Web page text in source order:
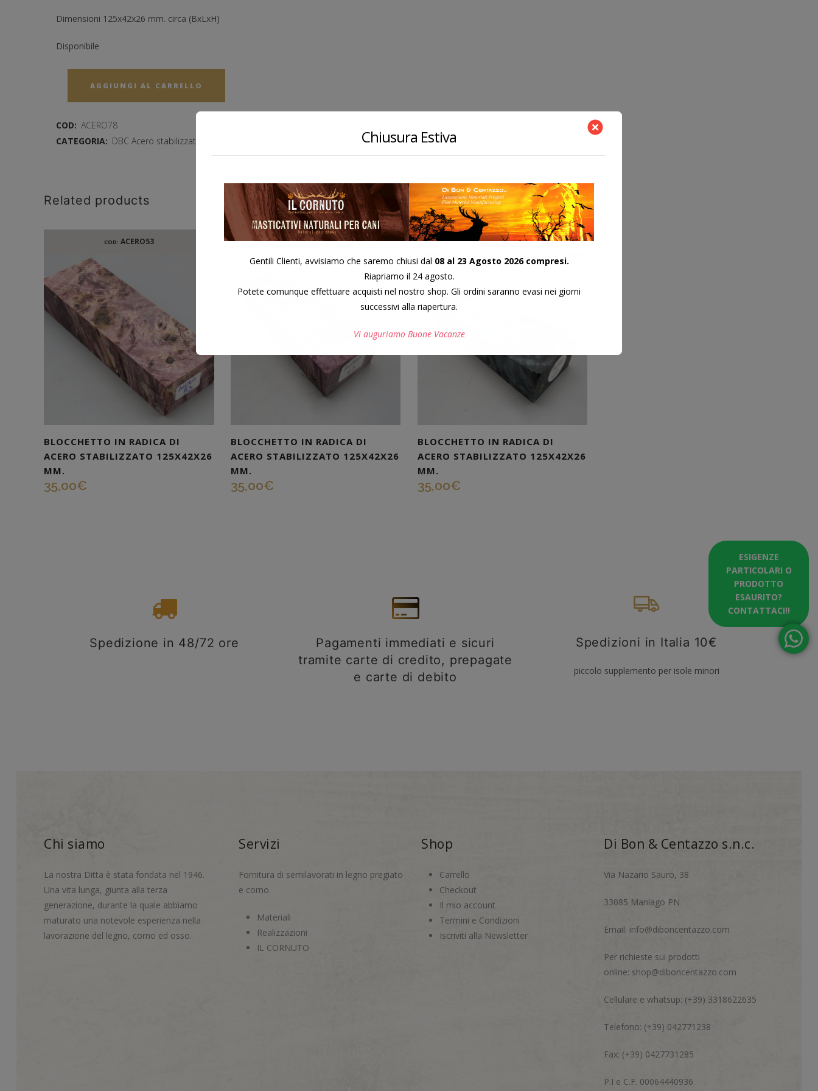
Dimensioni 125x42x26 mm. circa (BxLxH)
Disponibile
AGGIUNGI AL CARRELLO
COD: ACERO78
CATEGORIA: DBC Acero stabilizzato
Related products
COD: ACERO53
BLOCCHETTO IN RADICA DI
ACERO STABILIZZATO 125X42X26
MM.
35,00€
COD:ACERO67
BLOCCHETTO IN RADICA DI
ACERO STABILIZZATO 125X42X26
MM.
35,00€
COD:ACERO20
BLOCCHETTO IN RADICA DI
ACERO STABILIZZATO 125X42X26
MM.
35,00€
Spedizione in 48/72 ore
Pagamenti immediati e sicuri
tramite carte di credito, prepagate
e carte di debito
Spedizioni in Italia 10€
piccolo supplemento per isole minori
Chi siamo
La nostra Ditta è stata fondata nel 1946.
Una vita lunga, giunta alla terza
generazione, durante la quale abbiamo
maturato una notevole esperienza nella
lavorazione del legno, corno ed osso.
Servizi
Fornitura di semilavorati in legno pregiato
e corno.
Materiali
Realizzazioni
IL CORNUTO
Shop
Carrello
Checkout
Il mio account
Termini e Condizioni
Iscriviti alla Newsletter
Di Bon & Centazzo s.n.c.
Via Nazario Sauro, 38
33085 Maniago PN
Email: info@diboncentazzo.com
Per richieste sui prodotti
online: shop@diboncentazzo.com
Cellulare e whatsup: (+39) 3318622635
Telefono: (+39) 042771238
Fax: (+39) 0427731285
P.I e C.F. 00064440936
ESIGENZE
PARTICOLARI O
PRODOTTO
ESAURITO?
CONTATTACI!!
Chiusura Estiva
Gentili Clienti, avvisiamo che saremo chiusi dal 08 al 23 Agosto 2026 compresi.
Riapriamo il 24 agosto.
Potete comunque effettuare acquisti nel nostro shop. Gli ordini saranno evasi nei giorni
successivi alla riapertura.
Vi auguriamo Buone Vacanze